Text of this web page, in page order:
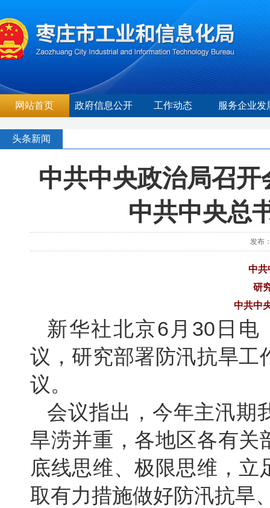
网站首页 政府信息公开 工作动态 服务企业发
头条新闻
中共中央政治局召
中共中央总
发布
中共
研
中共中
新华社北京6月30日
议，研究部署防汛抗旱工
议。
会议指出，今年主汛期
旱涝并重，各地区各有关
底线思维、极限思维，
取有力措施做好防汛抗旱